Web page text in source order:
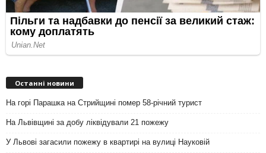
Останні новини
На горі Парашка на Стрийщині помер 58-річний турист
На Львівщині за добу ліквідували 21 пожежу
У Львові загасили пожежу в квартирі на вулиці Науковій